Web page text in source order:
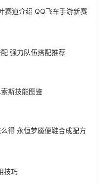
赛道介绍 QQ飞车手游新赛
强力队伍搭配推荐
索斯技能图鉴
得 永恒梦魇便鞋合成配方
技巧